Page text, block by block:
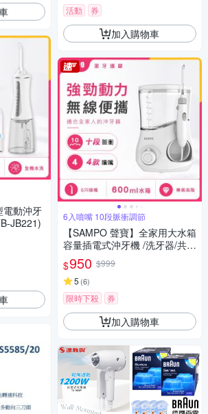
電動沖牙
JB221)
活動 券
加入購物車
6入噴嘴 10段脈衝調節
【SAMPO 聲寶】全家用大水箱
容量插電式沖牙機 /洗牙器/共6
支噴嘴(WB-Z2401YL)
$950 $999
5 (6)
限時下殺 券
加入購物車